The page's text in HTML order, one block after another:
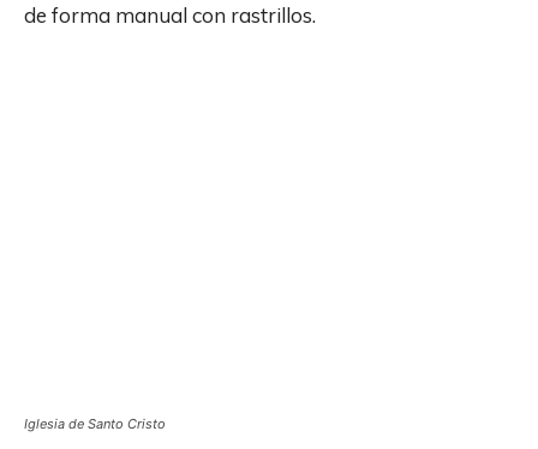
de forma manual con rastrillos.
Iglesia de Santo Cristo